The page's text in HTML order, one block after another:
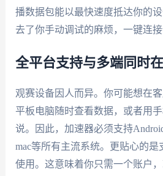
播数据包能以最快速度抵达你的
去了你手动调试的麻烦，一键连接
全平台支持与多端同时
观赛设备因人而异。你可能想在
平板电脑随时查看数据，或者用
说。因此，加速器必须支持
mac等所有主流系统。更贴心的
使用。这意味着你只需一个账户，